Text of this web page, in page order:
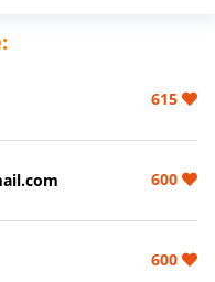
615
600
600